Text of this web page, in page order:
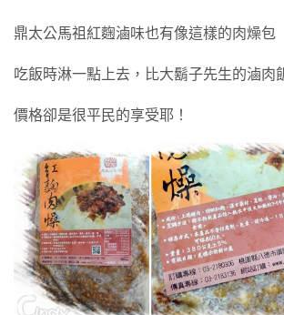
鼎太公馬祖紅麴滷味也有像這樣的肉燥包
吃飯時淋一點上去，比大鬍子先生的滷肉
價格卻是很平民的享受耶！